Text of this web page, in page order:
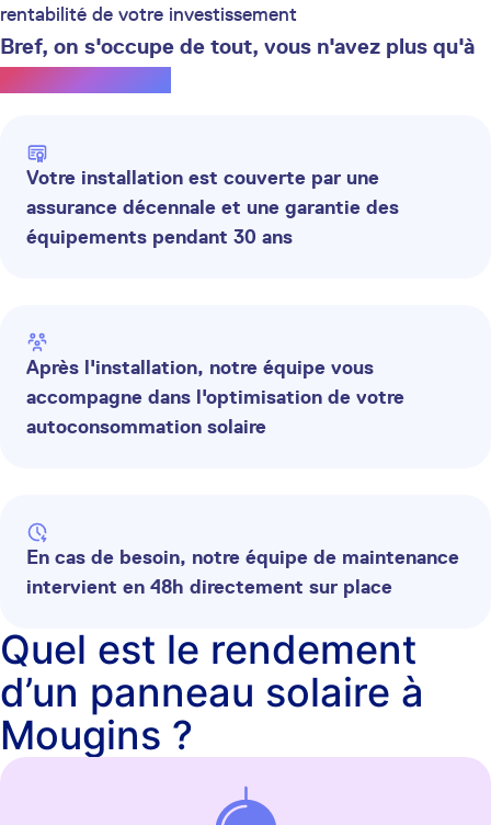
rentabilité de votre investissement
Bref, on s'occupe de tout, vous n'avez plus qu'à
profiter du soleil.
Votre installation est couverte par une
assurance décennale et une garantie des
équipements pendant 30 ans
Après l'installation, notre équipe vous
accompagne dans l'optimisation de votre
autoconsommation solaire
En cas de besoin, notre équipe de maintenance
intervient en 48h directement sur place
Quel est le rendement
d’un panneau solaire à
Mougins ?